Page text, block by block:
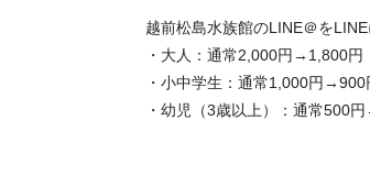
越前松島水族館のLINE＠を
・大人：通常2,000円→1,800円
・小中学生：通常1,000円→900
・幼児（3歳以上）：通常500